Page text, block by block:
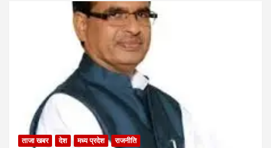
ताजा खबर देश मध्य प्रदेश राजनीति